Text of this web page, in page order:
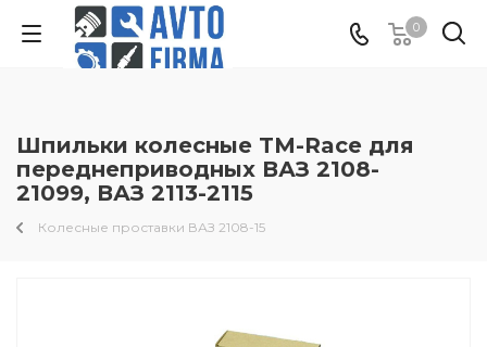
0
Шпильки колесные TM-Race для
переднеприводных ВАЗ 2108-
21099, ВАЗ 2113-2115
Колесные проставки ВАЗ 2108-15